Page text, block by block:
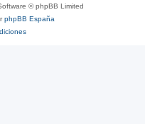
© phpBB Limited
phpBB España